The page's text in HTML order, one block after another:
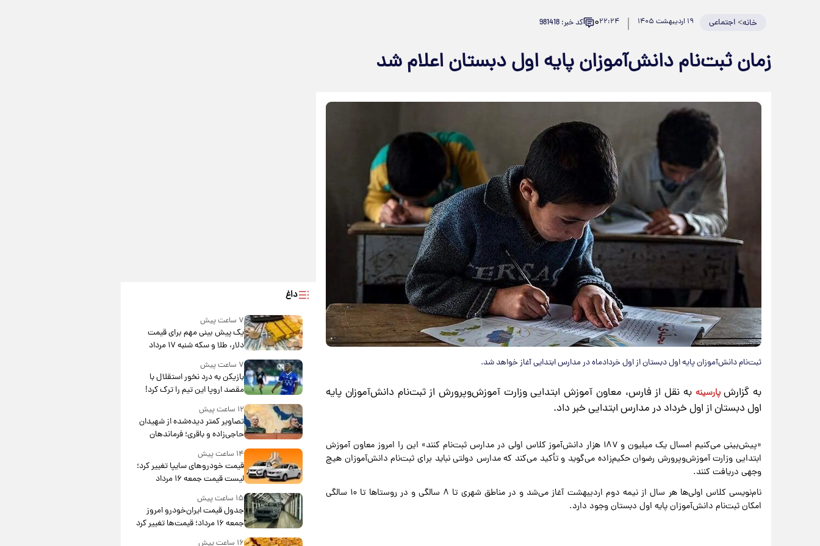
خانه>اجتماعی ۱۹ اردیبهشت ۱۴۰۵ ۲۲:۲۴۰ کد خبر: 981418
زمان ثبت‌نام دانش‌آموزان پایه اول دبستان اعلام شد
ثبت‌نام دانش‌آموزان پایه اول دبستان از اول خردادماه در مدارس ابتدایی آغاز خواهد شد.
به گزارش پارسینه به نقل از فارس، معاون آموزش ابتدایی وزارت آموزش‌وپرورش از ثبت‌نام دانش‌آموزان پایه
اول دبستان از اول خرداد در مدارس ابتدایی خبر داد.
«پیش‌بینی می‌کنیم امسال یک میلیون و ۱۸۷ هزار دانش‌آموز کلاس اولی در مدارس ثبت‌نام کنند» این را امروز معاون آموزش
ابتدایی وزارت آموزش‌وپرورش رضوان حکیم‌زاده می‌گوید و تأکید می‌کند که مدارس دولتی نباید برای ثبت‌نام دانش‌آموزان هیچ
وجهی دریافت کنند.
نام‌نویسی کلاس اولی‌ها هر سال از نیمه دوم اردیبهشت آغاز می‌شد و در مناطق شهری تا ۸ سالگی و در روستاها تا ۱۰ سالگی
امکان ثبت‌نام دانش‌آموزان پایه اول دبستان وجود دارد.
داغ
۷ ساعت پیش
یک پیش ‌بینی مهم برای قیمت
دلار، طلا و سکه شنبه ۱۷ مرداد
۱۴۰۵
۷ ساعت پیش
بازیکن به درد نخور استقلال با
مقصد اروپا این تیم را ترک کرد!
۱۲ ساعت پیش
تصاویر کمتر دیده‌شده از شهیدان
حاجی‌زاده و باقری؛ فرماندهان
شهید هوافضای ایران
۱۴ ساعت پیش
قیمت خودروهای سایپا تغییر کرد؛
لیست قیمت جمعه ۱۶ مرداد
منتشر شد
۱۵ ساعت پیش
جدول قیمت ایران‌خودرو امروز
جمعه ۱۶ مرداد؛ قیمت‌ها تغییر کرد
۱۶ ساعت پیش